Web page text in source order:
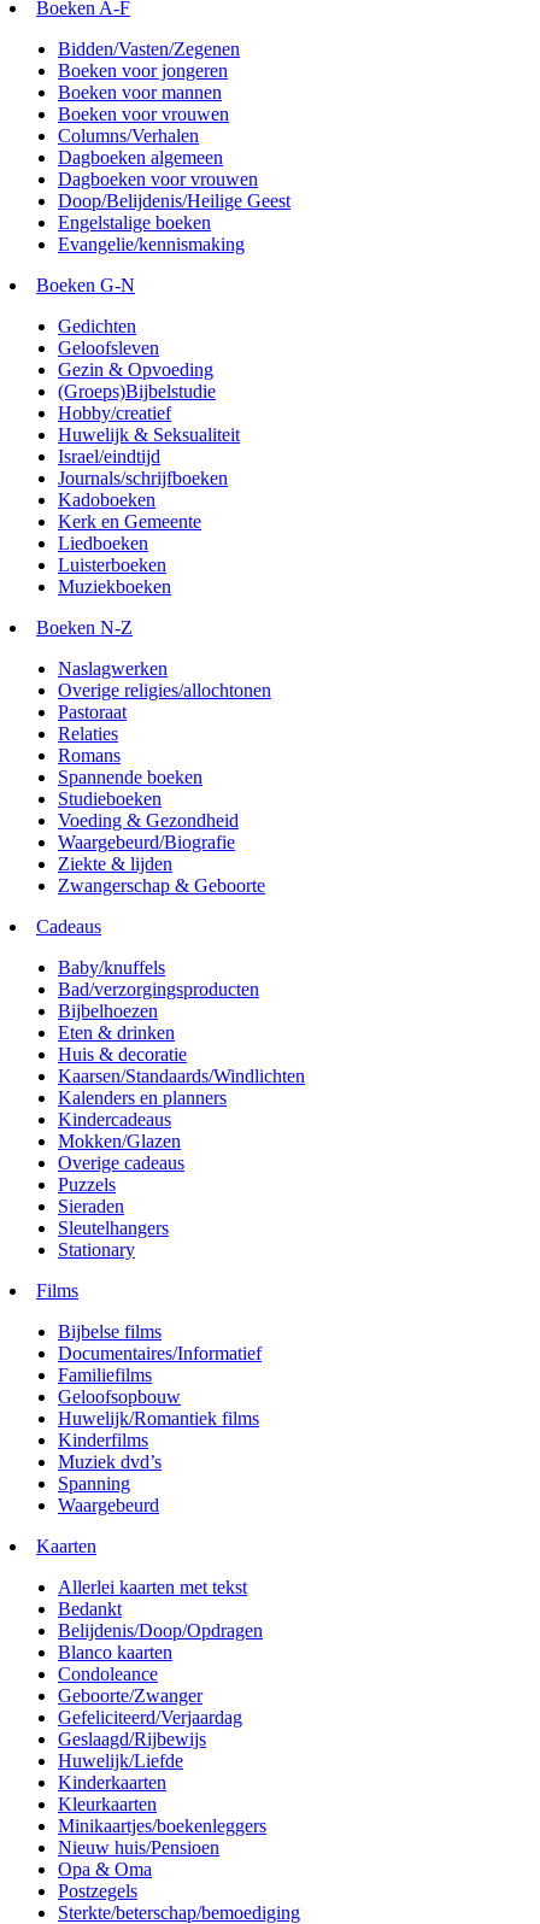
Boeken A-F
Bidden/Vasten/Zegenen
Boeken voor jongeren
Boeken voor mannen
Boeken voor vrouwen
Columns/Verhalen
Dagboeken algemeen
Dagboeken voor vrouwen
Doop/Belijdenis/Heilige Geest
Engelstalige boeken
Evangelie/kennismaking
Boeken G-N
Gedichten
Geloofsleven
Gezin & Opvoeding
(Groeps)Bijbelstudie
Hobby/creatief
Huwelijk & Seksualiteit
Israel/eindtijd
Journals/schrijfboeken
Kadoboeken
Kerk en Gemeente
Liedboeken
Luisterboeken
Muziekboeken
Boeken N-Z
Naslagwerken
Overige religies/allochtonen
Pastoraat
Relaties
Romans
Spannende boeken
Studieboeken
Voeding & Gezondheid
Waargebeurd/Biografie
Ziekte & lijden
Zwangerschap & Geboorte
Cadeaus
Baby/knuffels
Bad/verzorgingsproducten
Bijbelhoezen
Eten & drinken
Huis & decoratie
Kaarsen/Standaards/Windlichten
Kalenders en planners
Kindercadeaus
Mokken/Glazen
Overige cadeaus
Puzzels
Sieraden
Sleutelhangers
Stationary
Films
Bijbelse films
Documentaires/Informatief
Familiefilms
Geloofsopbouw
Huwelijk/Romantiek films
Kinderfilms
Muziek dvd’s
Spanning
Waargebeurd
Kaarten
Allerlei kaarten met tekst
Bedankt
Belijdenis/Doop/Opdragen
Blanco kaarten
Condoleance
Geboorte/Zwanger
Gefeliciteerd/Verjaardag
Geslaagd/Rijbewijs
Huwelijk/Liefde
Kinderkaarten
Kleurkaarten
Minikaartjes/boekenleggers
Nieuw huis/Pensioen
Opa & Oma
Postzegels
Sterkte/beterschap/bemoediging